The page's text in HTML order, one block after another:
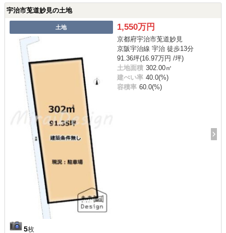
宇治市莵道妙見の土地
土地
5枚
1,550万円
京都府宇治市莵道妙見
京阪宇治線 宇治 徒歩13分
91.36坪(16.97万円 /坪)
土地面積 302.00㎡
建ぺい率 40.0(%)
容積率 60.0(%)